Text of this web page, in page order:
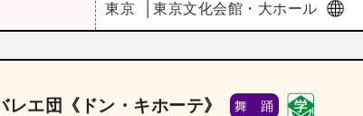
東京 東京文化会館・大ホール
レエ団《ドン・キホーテ》 舞 踊